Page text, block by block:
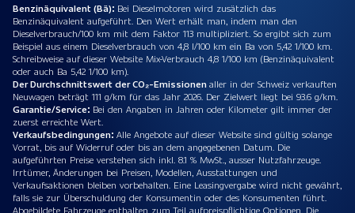
Benzinäquivalent (Bä): Bei Dieselmotoren wird zusätzlich das
Benzinäquivalent aufgeführt. Den Wert erhält man, indem man den
Dieselverbrauch/100 km mit dem Faktor 113 multipliziert. So ergibt sich zum
Beispiel aus einem Dieselverbrauch von 4,8 l/100 km ein Ba von 5,42 1/100 km.
Schreibweise auf dieser Website Mix-Verbrauch 4,8 1/100 km (Benzinäquivalent
oder auch Ba 5,42 1/100 km).
Der Durchschnittswert der CO₂-Emissionenaller in der Schweiz verkauften
Neuwagen beträgt 111 g/km für das Jahr 2026. Der Zielwert liegt bei 93.6 g/km.
Garantie/Service: Bei den Angaben in Jahren oder Kilometer gilt immer der
zuerst erreichte Wert.
Verkaufsbedingungen: Alle Angebote auf dieser Website sind gültig solange
Vorrat, bis auf Widerruf oder bis an dem angegebenen Datum. Die
aufgeführten Preise verstehen sich inkl. 8.1 % MwSt., ausser Nutzfahrzeuge.
Irrtümer, Änderungen bei Preisen, Modellen, Ausstattungen und
Verkaufsaktionen bleiben vorbehalten. Eine Leasingvergabe wird nicht gewährt,
falls sie zur Überschuldung der Konsumentin oder des Konsumenten führt.
Abgebildete Fahrzeuge enthalten zum Teil aufpreispflichtige Optionen. Die